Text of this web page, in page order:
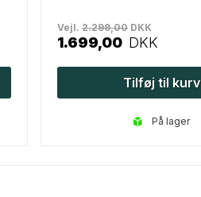
Vejl. 2.299,00 DKK
1.699,00 DKK
Tilføj til kurv
på lager